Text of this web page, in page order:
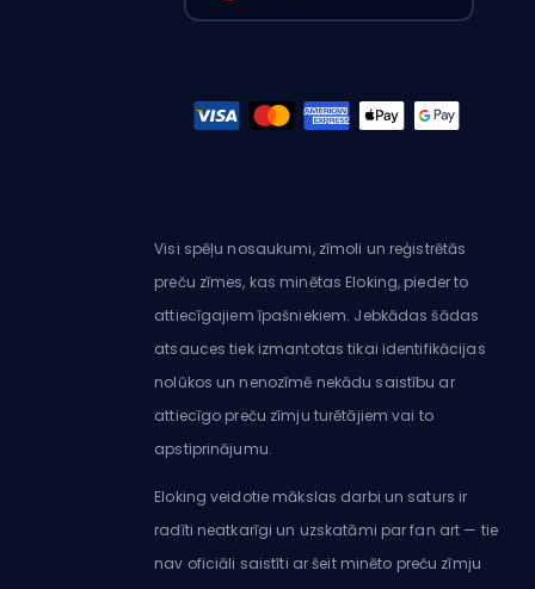
Visi spēļu nosaukumi, zīmoli un reģistrētās
preču zīmes, kas minētas Eloking, pieder to
attiecīgajiem īpašniekiem. Jebkādas šādas
atsauces tiek izmantotas tikai identifikācijas
nolūkos un nenozīmē nekādu saistību ar
attiecīgo preču zīmju turētājiem vai to
apstiprinājumu.
Eloking veidotie mākslas darbi un saturs ir
radīti neatkarīgi un uzskatāmi par fan art — tie
nav oficiāli saistīti ar šeit minēto preču zīmju